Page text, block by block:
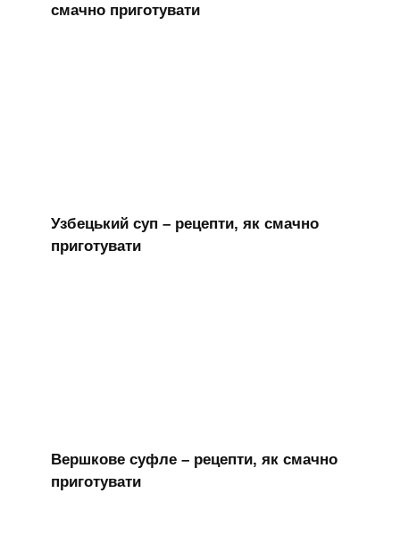
смачно приготувати
Узбецький суп – рецепти, як смачно
приготувати
Вершкове суфле – рецепти, як смачно
приготувати